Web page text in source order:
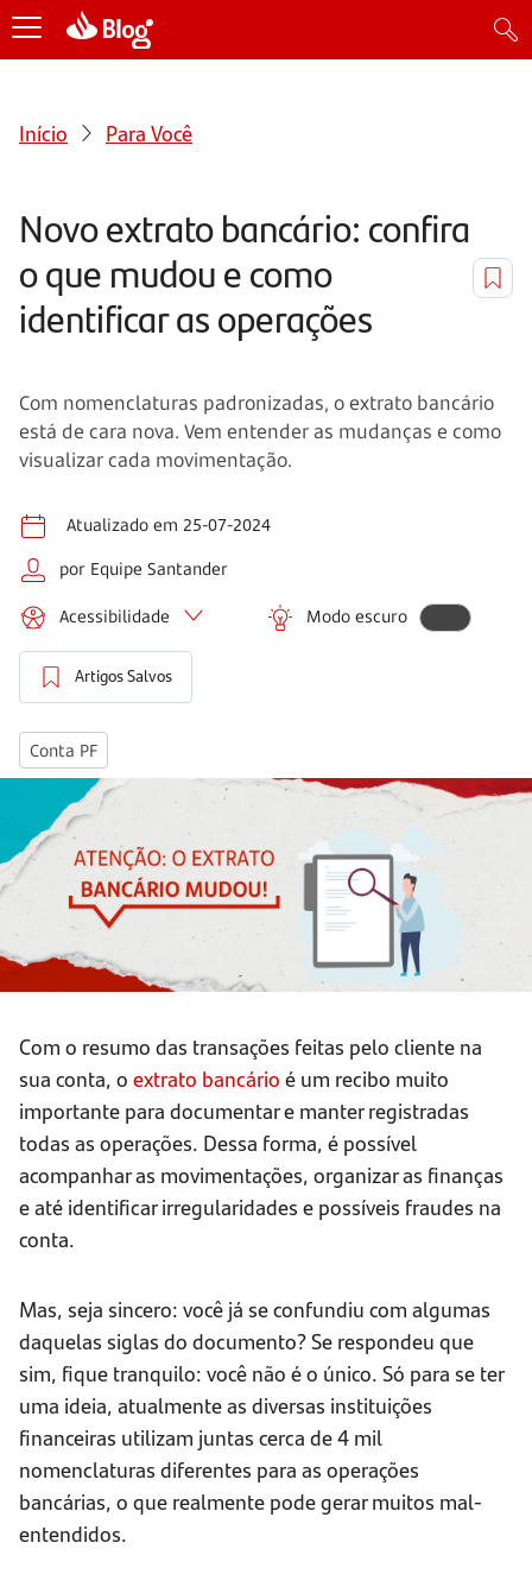
Início Para Você
Novo extrato bancário: confira
o que mudou e como
identificar as operações
Com nomenclaturas padronizadas, o extrato bancário
está de cara nova. Vem entender as mudanças e como
visualizar cada movimentação.
Atualizado em 25-07-2024
por Equipe Santander
Acessibilidade Modo escuro
Artigos Salvos
Conta PF
Com o resumo das transações feitas pelo cliente na
sua conta, o extrato bancário é um recibo muito
importante para documentar e manter registradas
todas as operações. Dessa forma, é possível
acompanhar as movimentações, organizar as finanças
e até identificar irregularidades e possíveis fraudes na
conta.
Mas, seja sincero: você já se confundiu com algumas
daquelas siglas do documento? Se respondeu que
sim, fique tranquilo: você não é o único. Só para se ter
uma ideia, atualmente as diversas instituições
financeiras utilizam juntas cerca de 4 mil
nomenclaturas diferentes para as operações
bancárias, o que realmente pode gerar muitos mal-
entendidos.